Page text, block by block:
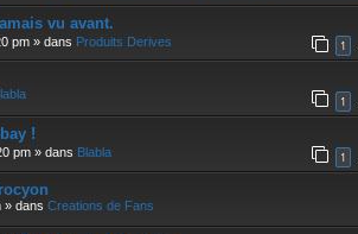
vu avant.
pm » dans Produits Derives 1
1
!
pm » dans Blabla 1
» dans Creations de Fans